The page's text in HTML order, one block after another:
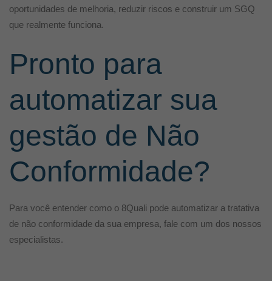
oportunidades de melhoria, reduzir riscos e construir um SGQ
que realmente funciona.
Pronto para
automatizar sua
gestão de Não
Conformidade?
Para você entender como o 8Quali pode automatizar a tratativa
de não conformidade da sua empresa, fale com um dos nossos
especialistas.